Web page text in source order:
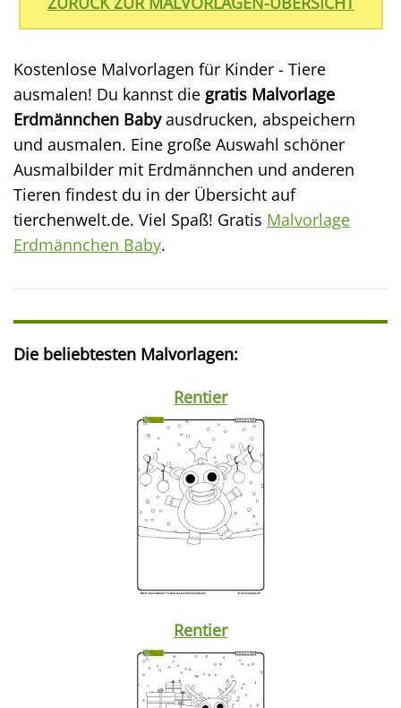
Kostenlose Malvorlagen für Kinder - Tiere
ausmalen! Du kannst die gratis Malvorlage
Erdmännchen Babyausdrucken, abspeichern
und ausmalen. Eine große Auswahl schöner
Ausmalbilder mit Erdmännchen und anderen
Tieren findest du in der Übersicht auf
tierchenwelt.de. Viel Spaß! Gratis Malvorlage
Erdmännchen Baby.
Die beliebtesten Malvorlagen:
Rentier
Rentier